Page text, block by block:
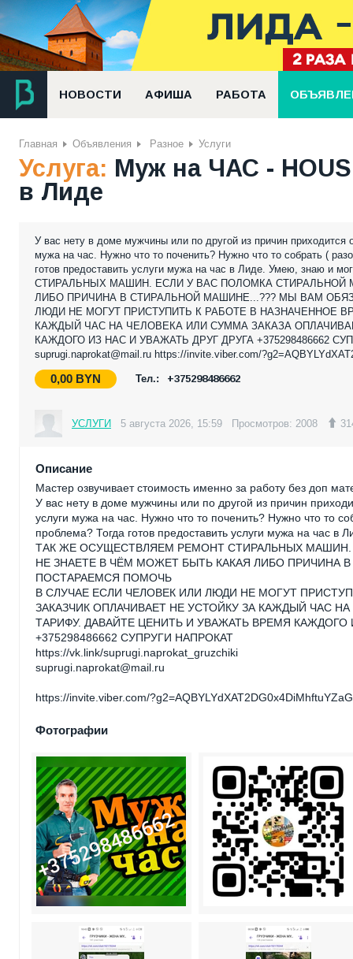
НОВОСТИ АФИША РАБОТА
Главная Объявления Разное Услуги
Услуга: Муж на ЧАС -
в Лиде
У вас нету в доме мужчины или по другой из причин
мужа на час. Нужно что то поченить? Нужно что то собрать (
готов предоставить услуги мужа на час в Лиде. Умею, знаю
СТИРАЛЬНЫХ МАШИН. ЕСЛИ У ВАС ПОЛОМКА
ЛИБО ПРИЧИНА В СТИРАЛЬНОЙ МАШИНЕ...??? МЫ ВАМ
ЛЮДИ НЕ МОГУТ ПРИСТУПИТЬ К РАБОТЕ В НАЗНАЧЕННОЕ
КАЖДЫЙ ЧАС НА ЧЕЛОВЕКА ИЛИ СУММА ЗАКАЗА
КАЖДОГО ИЗ НАС И УВАЖАТЬ ДРУГ ДРУГА +375298486662
suprugi.naprokat@mail.ru https://invite.viber.com/
0,00 BYN Тел.: +375298486662
УСЛУГИ 5 августа 2026, 15:59 Просмотров: 2008
Описание
Мастер озвучивает стоимость именно за работу без доп
У вас нету в доме мужчины или по другой из причин
услуги мужа на час. Нужно что то поченить? Нужно что то
проблема? Тогда готов предоставить услуги мужа на час
ТАК ЖЕ ОСУЩЕСТВЛЯЕМ РЕМОНТ СТИРАЛЬНЫХ
НЕ ЗНАЕТЕ В ЧЁМ МОЖЕТ БЫТЬ КАКАЯ ЛИБО ПРИЧИНА
ПОСТАРАЕМСЯ ПОМОЧЬ
В СЛУЧАЕ ЕСЛИ ЧЕЛОВЕК ИЛИ ЛЮДИ НЕ МОГУТ
ЗАКАЗЧИК ОПЛАЧИВАЕТ НЕ УСТОЙКУ ЗА КАЖДЫЙ ЧАС
ТАРИФУ. ДАВАЙТЕ ЦЕНИТЬ И УВАЖАТЬ ВРЕМЯ КАЖДОГО
+375298486662 СУПРУГИ НАПРОКАТ
https://vk.link/suprugi.naprokat_gruzchiki
suprugi.naprokat@mail.ru
https://invite.viber.com/
Фотографии